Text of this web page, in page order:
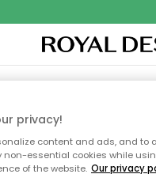
TEXTILIEN & TEPPICHE
privacy!
content and ads, and to
non-essential cookies while
of the website. Our privacy